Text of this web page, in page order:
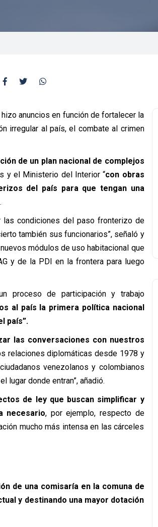
anuncios en función de fortalecer la
irregular al país, el combate al crimen
de un plan nacional de complejos
y el Ministerio del Interior “con obras
del país para que tengan una
las condiciones del paso fronterizo de
también sus funcionarios”, señaló y
módulos de uso habitacional que
y de la PDI en la frontera para luego
proceso de participación y trabajo
al país la primera política nacional
país”.
las conversaciones con nuestros
relaciones diplomáticas desde 1978 y
venezolanos y colombianos
lugar donde entran”, añadió.
de ley que buscan simplificar y
necesario, por ejemplo, respecto de
mucho más intensa en las cárceles
de una comisaría en la comuna de
y destinando una mayor dotación